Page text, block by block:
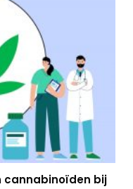
cannabinoïden bij